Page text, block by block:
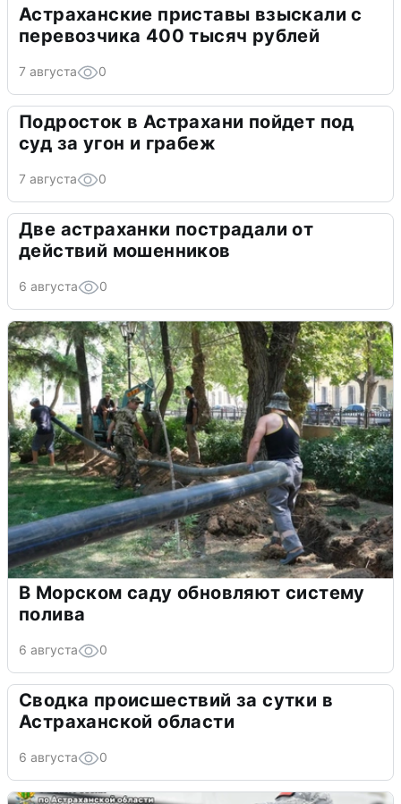
Астраханские приставы взыскали с
перевозчика 400 тысяч рублей
7 августа 0
Подросток в Астрахани пойдет под
суд за угон и грабеж
7 августа 0
Две астраханки пострадали от
действий мошенников
6 августа 0
В Морском саду обновляют систему
полива
6 августа 0
Сводка происшествий за сутки в
Астраханской области
6 августа 0